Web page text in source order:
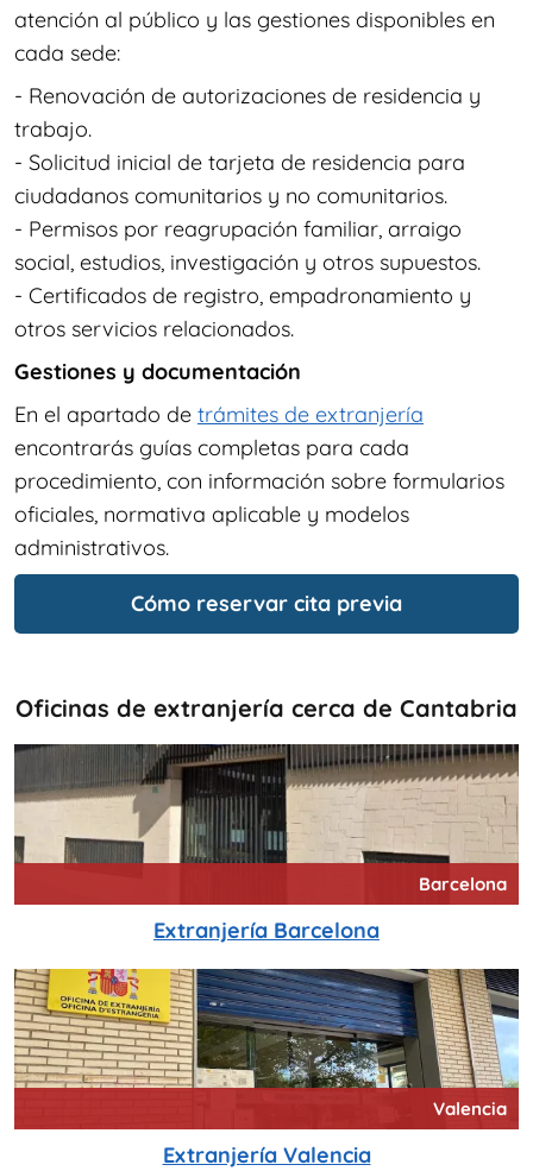
atención al público y las gestiones disponibles en
cada sede:
- Renovación de autorizaciones de residencia y
trabajo.
- Solicitud inicial de tarjeta de residencia para
ciudadanos comunitarios y no comunitarios.
- Permisos por reagrupación familiar, arraigo
social, estudios, investigación y otros supuestos.
- Certificados de registro, empadronamiento y
otros servicios relacionados.
Gestiones y documentación
En el apartado de trámites de extranjería
encontrarás guías completas para cada
procedimiento, con información sobre formularios
oficiales, normativa aplicable y modelos
administrativos.
Cómo reservar cita previa
Oficinas de extranjería cerca de Cantabria
Barcelona
Extranjería Barcelona
Valencia
Extranjería Valencia